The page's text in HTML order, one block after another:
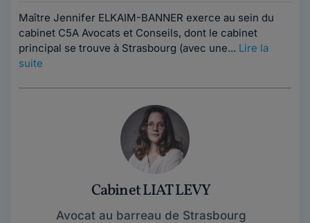
Maître Jennifer ELKAIM-BANNER exerce au sein du
cabinet C5A Avocats et Conseils, dont le cabinet
principal se trouve à Strasbourg (avec une... Lire la
suite
Cabinet LIAT LEVY
Avocat au barreau de Strasbourg